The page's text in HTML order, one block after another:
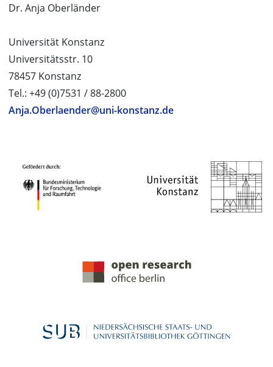
Dr. Anja Oberländer
Universität Konstanz
Universitätsstr. 10
78457 Konstanz
Tel.: +49 (0)7531 / 88-2800
Anja.Oberlaender@uni-konstanz.de